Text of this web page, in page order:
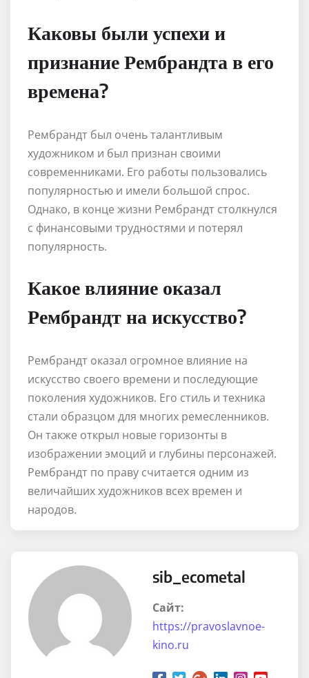
Каковы были успехи и
признание Рембрандта в его
времена?
Рембрандт был очень талантливым
художником и был признан своими
современниками. Его работы пользовались
популярностью и имели большой спрос.
Однако, в конце жизни Рембрандт столкнулся
с финансовыми трудностями и потерял
популярность.
Какое влияние оказал
Рембрандт на искусство?
Рембрандт оказал огромное влияние на
искусство своего времени и последующие
поколения художников. Его стиль и техника
стали образцом для многих ремесленников.
Он также открыл новые горизонты в
изображении эмоций и глубины персонажей.
Рембрандт по праву считается одним из
величайших художников всех времен и
народов.
sib_ecometal
Сайт:
https://pravoslavnoe-
kino.ru